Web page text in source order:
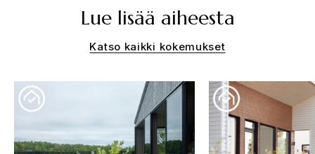
Lue lisää aiheesta
Katso kaikki kokemukset